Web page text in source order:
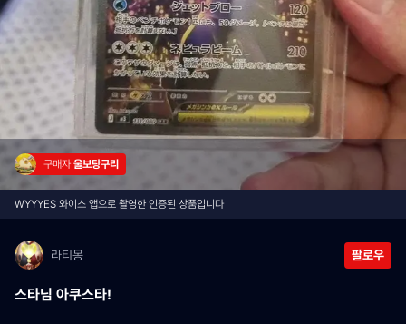
구매자 울보탕구리
WYYYES 와이스 앱으로 촬영한 인증된 상품입니다
라티몽 팔로우
스타님 아쿠스타!